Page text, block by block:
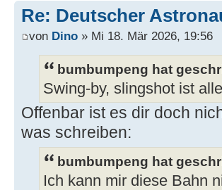
Re: Deutscher
von Dino » Mi 18. Mär 2026, 19:56
bumbumpeng hat
Swing-by, slingshot ist
Offenbar ist es dir doch
was schreiben:
bumbumpeng hat
Ich kann mir diese Bahn